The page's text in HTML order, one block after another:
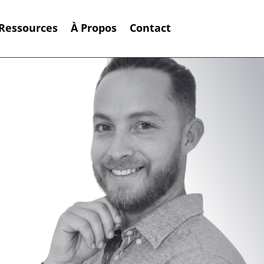
À Propos Contact